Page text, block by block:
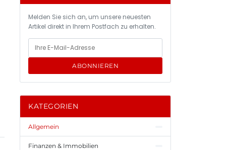
Melden Sie sich an, um unsere neuesten
Artikel direkt in Ihrem Postfach zu erhalten.
ABONNIEREN
KATEGORIEN
Allgemein
Finanzen & Immobilien